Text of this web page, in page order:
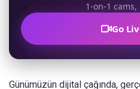
1-on-1
Go
Günümüzün dijital çağında,